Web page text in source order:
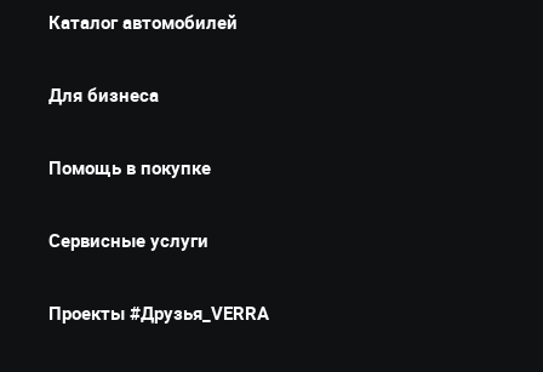
Каталог автомобилей
Для бизнеса
Помощь в покупке
Сервисные услуги
Проекты #Друзья_VERRA